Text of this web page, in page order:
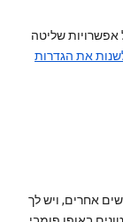
אפשרויות שליטה
את הגדרות
אחרים, ויש לך